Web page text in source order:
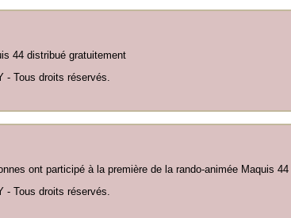
44 distribué gratuitement
- Tous droits réservés.
ont participé à la première de la rando-animée Maquis 44
- Tous droits réservés.